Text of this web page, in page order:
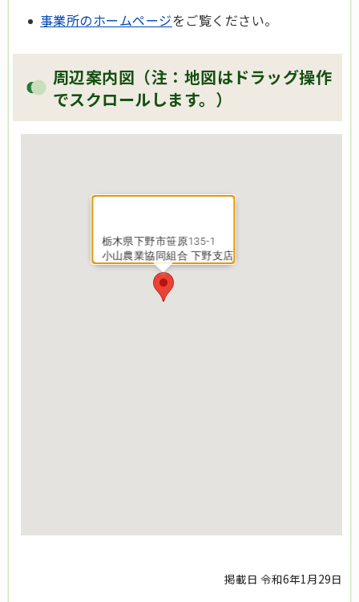
事業所のホームページをご覧ください。
周辺案内図（注：地図はドラッグ操作
でスクロールします。）
栃木県下野市笹原135-1
小山農業協同組合 下野支店
掲載日 令和6年1月29日